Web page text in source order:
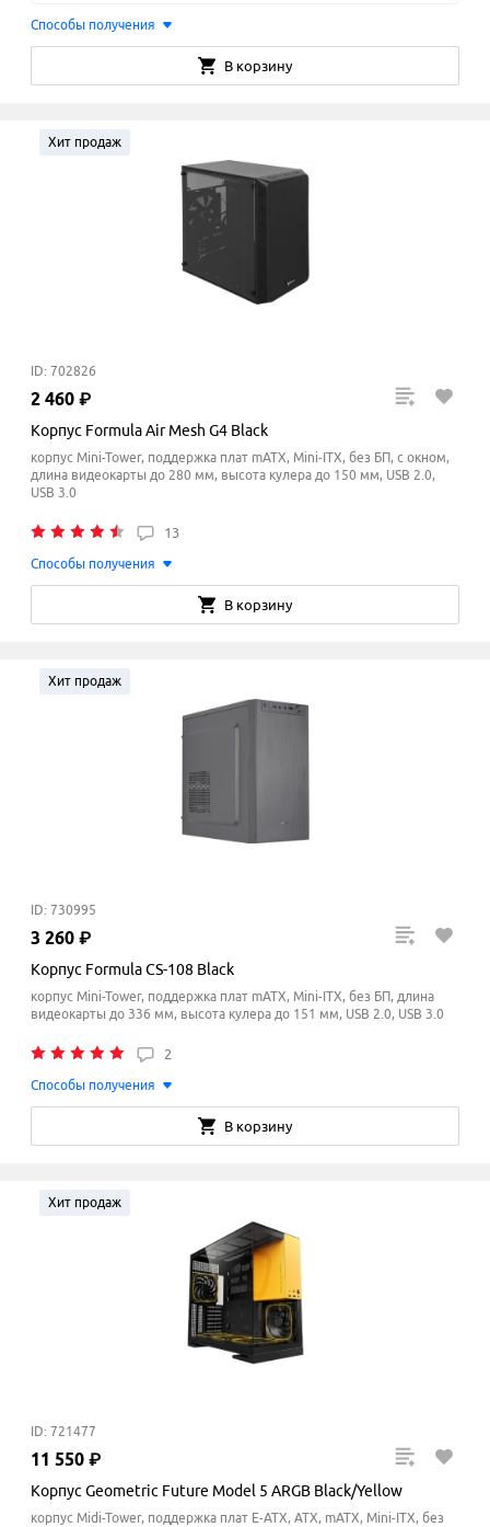
Способы получения
В корзину
Хит продаж
ID: 702826
2 460 ₽
Корпус Formula Air Mesh G4 Black
корпус Mini-Tower, поддержка плат mATX, Mini-ITX, без БП, с окном,
длина видеокарты до 280 мм, высота кулера до 150 мм, USB 2.0,
USB 3.0
13
Способы получения
В корзину
Хит продаж
ID: 730995
3 260 ₽
Корпус Formula CS-108 Black
корпус Mini-Tower, поддержка плат mATX, Mini-ITX, без БП, длина
видеокарты до 336 мм, высота кулера до 151 мм, USB 2.0, USB 3.0
2
Способы получения
В корзину
Хит продаж
ID: 721477
11 550 ₽
Корпус Geometric Future Model 5 ARGB Black/Yellow
корпус Midi-Tower, поддержка плат E-ATX, ATX, mATX, Mini-ITX, без